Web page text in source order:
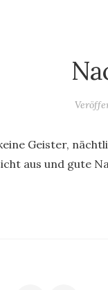
Geister,
aus und gute